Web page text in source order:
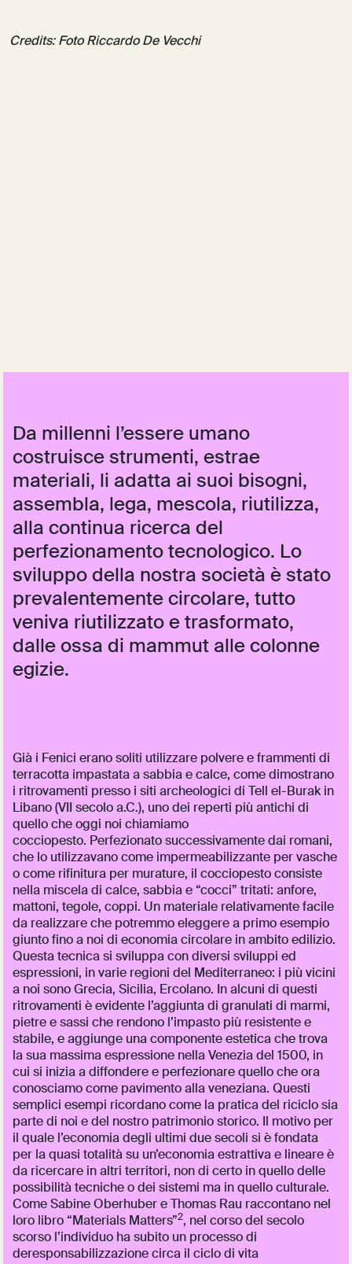
Credits: Foto Riccardo De Vecchi
Da millenni l’essere umano
costruisce strumenti, estrae
materiali, li adatta ai suoi bisogni,
assembla, lega, mescola, riutilizza,
alla continua ricerca del
perfezionamento tecnologico. Lo
sviluppo della nostra società è stato
prevalentemente circolare, tutto
veniva riutilizzato e trasformato,
dalle ossa di mammut alle colonne
egizie.
Già i Fenici erano soliti utilizzare polvere e frammenti di
terracotta impastata a sabbia e calce, come dimostrano
i ritrovamenti presso i siti archeologici di Tell el-Burak in
Libano (VII secolo a.C.), uno dei reperti più antichi di
quello che oggi noi chiamiamo
cocciopesto. Perfezionato successivamente dai romani,
che lo utilizzavano come impermeabilizzante per vasche
o come rifinitura per murature, il cocciopesto consiste
nella miscela di calce, sabbia e “cocci” tritati: anfore,
mattoni, tegole, coppi. Un materiale relativamente facile
da realizzare che potremmo eleggere a primo esempio
giunto fino a noi di economia circolare in ambito edilizio.
Questa tecnica si sviluppa con diversi sviluppi ed
espressioni, in varie regioni del Mediterraneo: i più vicini
a noi sono Grecia, Sicilia, Ercolano. In alcuni di questi
ritrovamenti è evidente l’aggiunta di granulati di marmi,
pietre e sassi che rendono l’impasto più resistente e
stabile, e aggiunge una componente estetica che trova
la sua massima espressione nella Venezia del 1500, in
cui si inizia a diffondere e perfezionare quello che ora
conosciamo come pavimento alla veneziana. Questi
semplici esempi ricordano come la pratica del riciclo sia
parte di noi e del nostro patrimonio storico. Il motivo per
il quale l’economia degli ultimi due secoli si è fondata
per la quasi totalità su un’economia estrattiva e lineare è
da ricercare in altri territori, non di certo in quello delle
possibilità tecniche o dei sistemi ma in quello culturale.
Come Sabine Oberhuber e Thomas Rau raccontano nel
loro libro “Materials Matters”2, nel corso del secolo
scorso l’individuo ha subito un processo di
deresponsabilizzazione circa il ciclo di vita